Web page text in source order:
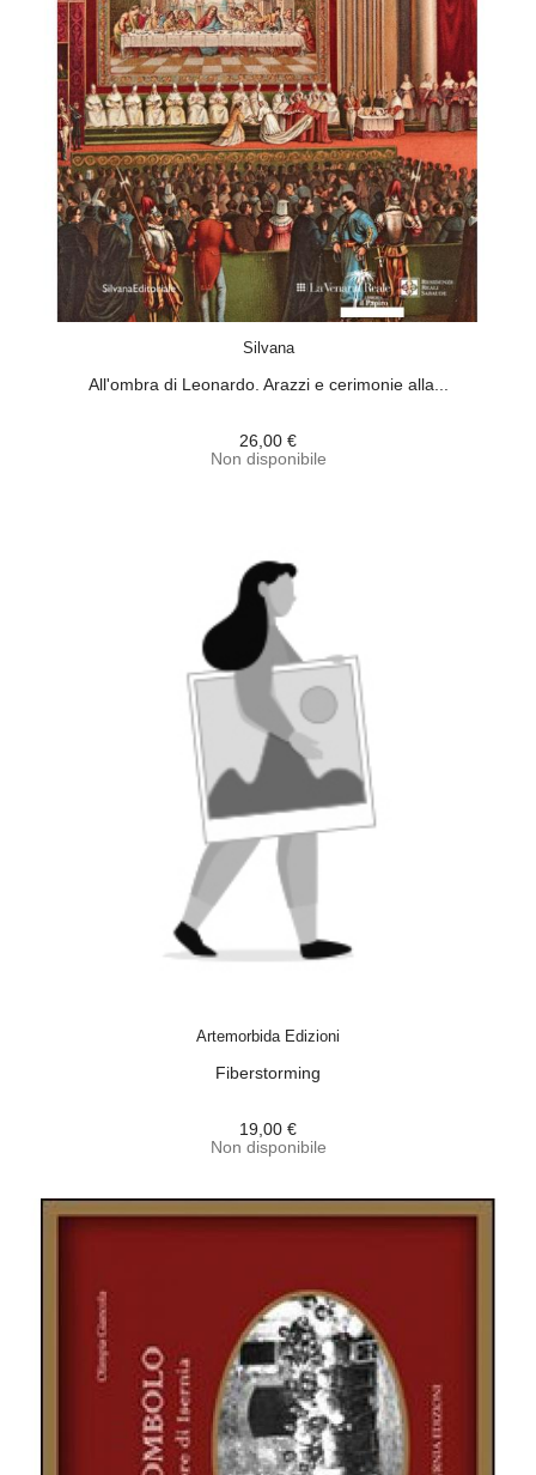
Silvana
All'ombra di Leonardo. Arazzi e cerimonie alla...
26,00 €
Non disponibile
Artemorbida Edizioni
Fiberstorming
19,00 €
Non disponibile